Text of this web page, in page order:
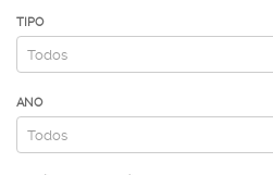
TIPO
ANO